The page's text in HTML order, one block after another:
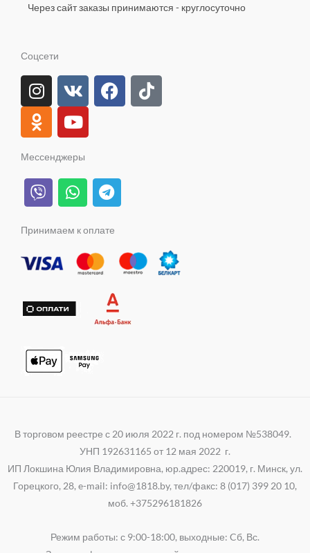
Через сайт заказы принимаются - круглосуточно
Соцсети
I
n
s
t
a
r
a
V
k
F
a
o
k
T
i
O
d
n
o
k
a
s
n
i
k
Y
o
u
t
u
b
e
Мессенджеры
V
i
e
W
h
t
a
p
T
e
e
m
Принимаем к оплате
В торговом реестре с 20 июля 2022 г. под номером №538049.
УНП 192631165 от 12 мая 2022 г.
ИП Локшина Юлия Владимировна, юр.адрес: 220019, г. Минск, ул.
Горецкого, 28, e-mail: info@1818.by, тел/факс: 8 (017) 399 20 10,
моб. +375296181826
Режим работы: с 9:00-18:00, выходные: Cб, Вс.